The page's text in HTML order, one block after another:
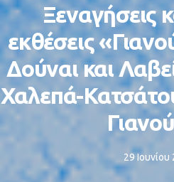
Ξεναγήσεις
εκθέσεις
Δούναι και
Χαλεπά-
29 Ιουνίου